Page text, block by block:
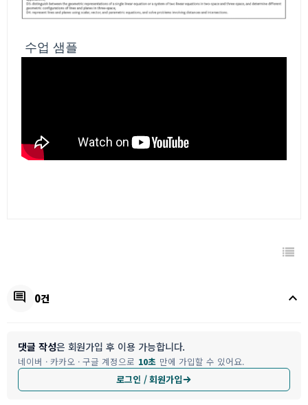
수업 샘플
comment 0건 keyboard_arrow_up
댓글 작성은 회원가입 후 이용 가능합니다.
네이버 · 카카오 · 구글 계정으로 10초 만에 가입할 수 있어요.
로그인 / 회원가입